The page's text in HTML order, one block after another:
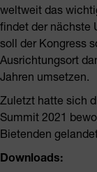
weltweit das
findet der nächste
soll der Kongress
Ausrichtungsort
Jahren umsetzen.
Zuletzt hatte sich
Summit 2021
Bietenden
Downloads: